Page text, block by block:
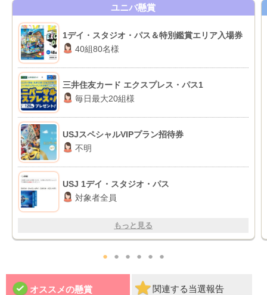
ユニバ懸賞
1デイ・スタジオ・パス＆特別鑑賞エリア入場券
40組80名様
三井住友カード エクスプレス・パス1
毎日最大20組様
USJスペシャルVIPプラン招待券
不明
USJ 1デイ・スタジオ・パス
対象者全員
もっと見る
● ● ● ● ● ●
オススメの懸賞 関連する当選報告